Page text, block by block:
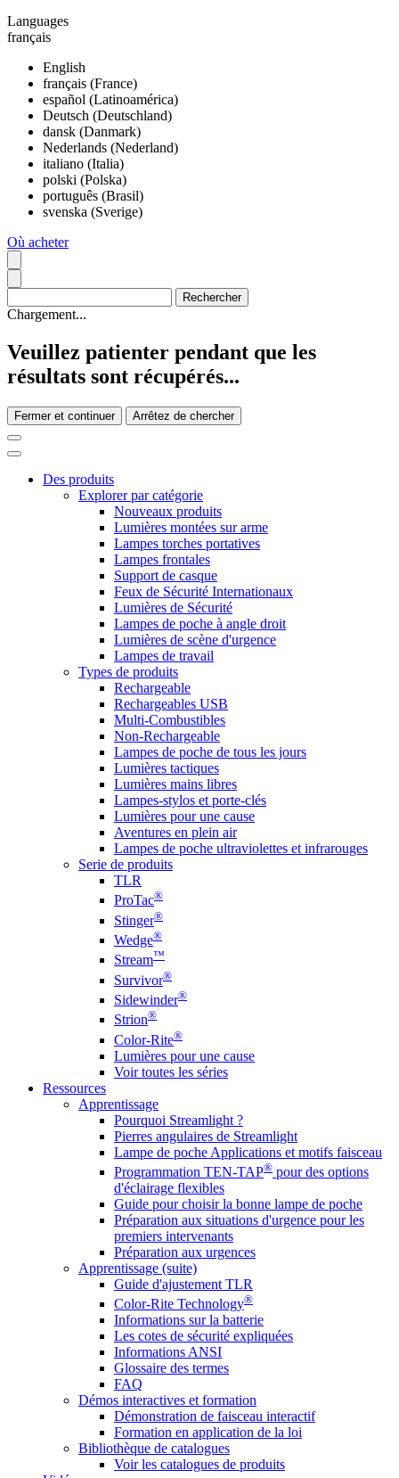
Languages
français
English
français (France)
español (Latinoamérica)
Deutsch (Deutschland)
dansk (Danmark)
Nederlands (Nederland)
italiano (Italia)
polski (Polska)
português (Brasil)
svenska (Sverige)
Où acheter
Chargement...
Veuillez patienter pendant que les
résultats sont récupérés...
Fermer et continuer Arrêtez de chercher
Des produits
Explorer par catégorie
Nouveaux produits
Lumières montées sur arme
Lampes torches portatives
Lampes frontales
Support de casque
Feux de Sécurité Internationaux
Lumières de Sécurité
Lampes de poche à angle droit
Lumières de scène d'urgence
Lampes de travail
Types de produits
Rechargeable
Rechargeables USB
Multi-Combustibles
Non-Rechargeable
Lampes de poche de tous les jours
Lumières tactiques
Lumières mains libres
Lampes-stylos et porte-clés
Lumières pour une cause
Aventures en plein air
Lampes de poche ultraviolettes et infrarouges
Serie de produits
TLR
ProTac®
Stinger®
Wedge®
Stream™
Survivor®
Sidewinder®
Strion®
Color-Rite®
Lumières pour une cause
Voir toutes les séries
Ressources
Apprentissage
Pourquoi Streamlight ?
Pierres angulaires de Streamlight
Lampe de poche Applications et motifs faisceau
Programmation TEN-TAP® pour des options
d'éclairage flexibles
Guide pour choisir la bonne lampe de poche
Préparation aux situations d'urgence pour les
premiers intervenants
Préparation aux urgences
Apprentissage (suite)
Guide d'ajustement TLR
Color-Rite Technology®
Informations sur la batterie
Les cotes de sécurité expliquées
Informations ANSI
Glossaire des termes
FAQ
Démos interactives et formation
Démonstration de faisceau interactif
Formation en application de la loi
Bibliothèque de catalogues
Voir les catalogues de produits